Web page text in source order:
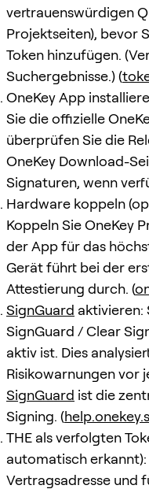
vertrauenswürdigen
Projektseiten), bevor
Token hinzufügen.
Suchergebnisse.) (
OneKey App
Sie die offizielle
überprüfen Sie die
OneKey Download-
Signaturen, wenn
Hardware koppeln
Koppeln Sie OneKey
der App für das
Gerät führt bei der
Attestierung durch. (
SignGuard aktivieren:
SignGuard / Clear
aktiv ist. Dies
Risikowarnungen vor
SignGuard ist die
Signing. (
THE als verfolgten
automatisch
Vertragsadresse und